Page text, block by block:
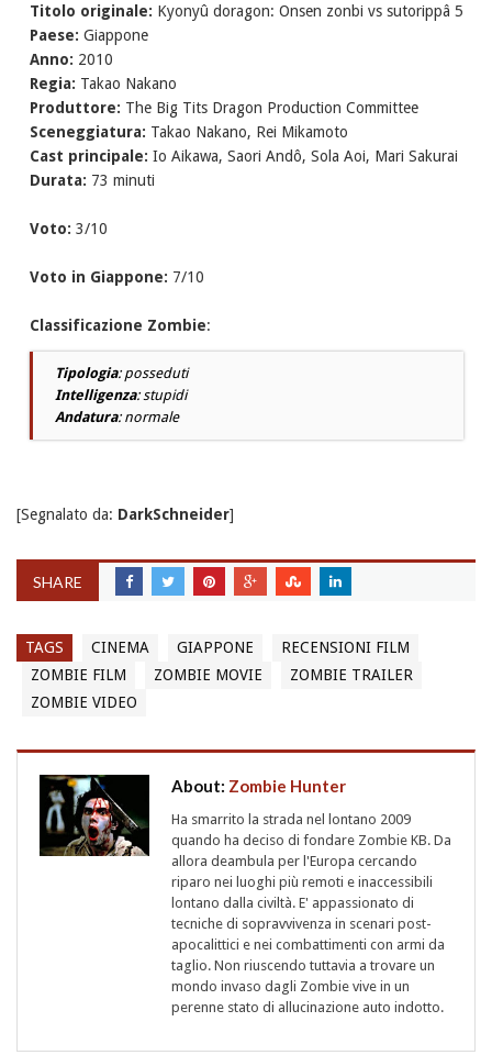
Titolo originale: Kyonyû doragon: Onsen zonbi vs sutorippâ 5
Paese: Giappone
Anno: 2010
Regia: Takao Nakano
Produttore: The Big Tits Dragon Production Committee
Sceneggiatura: Takao Nakano, Rei Mikamoto
Cast principale: Io Aikawa, Saori Andô, Sola Aoi, Mari Sakurai
Durata: 73 minuti
Voto: 3/10
Voto in Giappone: 7/10
Classificazione Zombie:
Tipologia: posseduti
Intelligenza: stupidi
Andatura: normale
[Segnalato da: DarkSchneider]
SHARE
TAGS CINEMA GIAPPONE
RECENSIONI FILM
ZOMBIE FILM
ZOMBIE MOVIE
ZOMBIE TRAILER
ZOMBIE VIDEO
About: Zombie Hunter
Ha smarrito la strada nel lontano 2009
quando ha deciso di fondare Zombie KB. Da
allora deambula per l'Europa cercando
riparo nei luoghi più remoti e inaccessibili
lontano dalla civiltà. E' appassionato di
tecniche di sopravvivenza in scenari post-
apocalittici e nei combattimenti con armi da
taglio. Non riuscendo tuttavia a trovare un
mondo invaso dagli Zombie vive in un
perenne stato di allucinazione auto indotto.